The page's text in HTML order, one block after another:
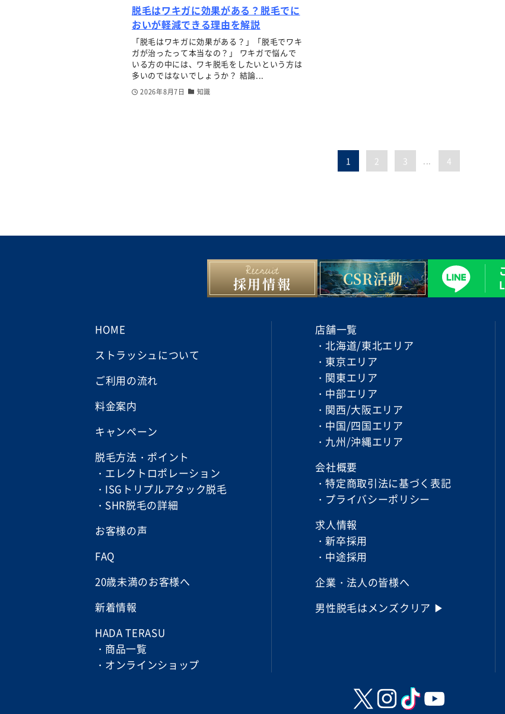
脱毛はワキガに効果がある？脱毛でに
おいが軽減できる理由を解説
「脱毛はワキガに効果がある？」「脱毛でワキ
ガが治ったって本当なの？」 ワキガで悩んで
いる方の中には、ワキ脱毛をしたいという方は
多いのではないでしょうか？ 結論...
2026年8月7日 知識
1 2 3 4
採用情報 CSR活動
HOME
ストラッシュについて
ご利用の流れ
料金案内
キャンペーン
脱毛方法・ポイント
エレクトロポレーション
ISGトリプルアタック脱毛
SHR脱毛の詳細
お客様の声
FAQ
20歳未満のお客様へ
新着情報
HADA TERASU
商品一覧
オンラインショップ
店舗一覧
北海道/東北エリア
東京エリア
関東エリア
中部エリア
関西/大阪エリア
中国/四国エリア
九州/沖縄エリア
会社概要
特定商取引法に基づく表記
プライバシーポリシー
求人情報
新卒採用
中途採用
企業・法人の皆様へ
男性脱毛は メンズクリア ▶